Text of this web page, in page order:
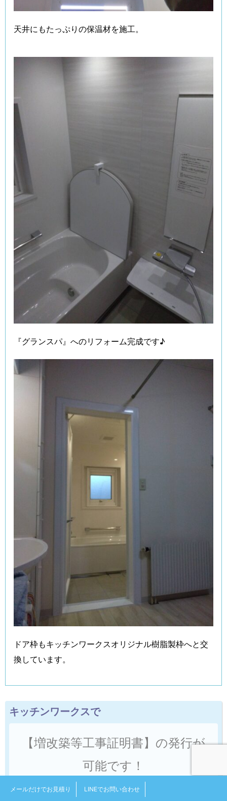
天井にもたっぷりの保温材を施工。
『グランスパ』へのリフォーム完成です♪
ドア枠もキッチンワークスオリジナル樹脂製枠へと交
換しています。
キッチンワークスで
【増改築等工事証明書】の発行が
可能です！
メールだけでお見積り LINEでお問い合わせ